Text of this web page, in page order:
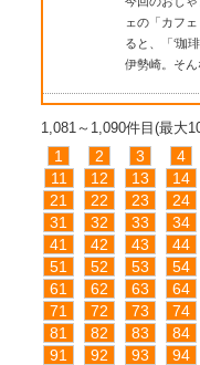
ェの「カフ
ると、「‘珈
伊勢崎。そん
1,081～1,090件目(最大
1 2 3 4
11
12 13 14
21
22 23 24
31
32 33 34
41
42 43 44
51
52 53 54
61
62 63 64
71
72 73 74
81
82 83 84
91
92 93 94